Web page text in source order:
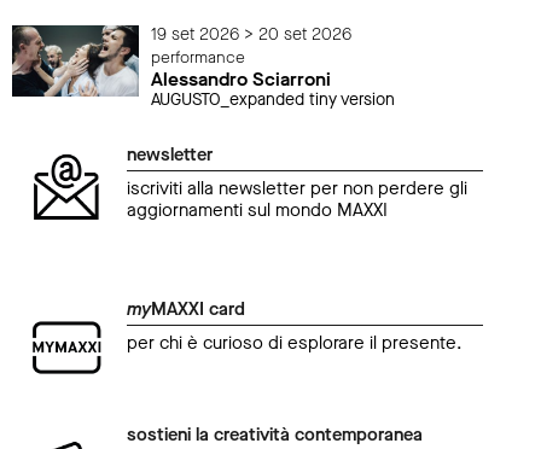
19 set 2026 > 20 set 2026
performance
Alessandro Sciarroni
AUGUSTO_expanded tiny version
newsletter
iscriviti alla newsletter per non perdere gli
aggiornamenti sul mondo MAXXI
myMAXXI card
per chi è curioso di esplorare il presente.
sostieni la creatività contemporanea